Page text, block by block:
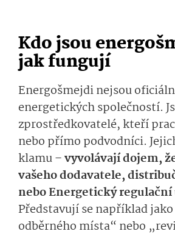
Kdo jsou
jak fungují
Energošmejdi nejsou
energetických společností.
zprostředkovatelé, kteří
nebo přímo podvodníci.
klamu –vyvolávají dojem,
vašeho dodavatele,
nebo Energetický regulační
Představují se například
odběrného místa“ nebo